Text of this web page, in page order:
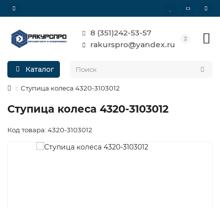
8 (351)242-53-57
rakurspro@yandex.ru
Каталог
Ступица колеса 4320-3103012
Ступица колеса 4320-3103012
Код товара: 4320-3103012